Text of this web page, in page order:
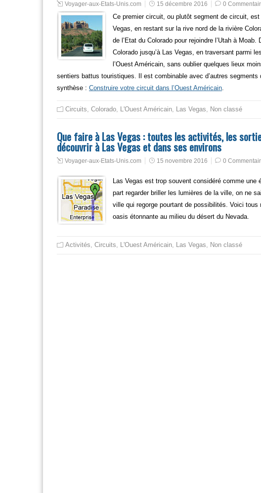
Voyager-aux-Etats-Unis.com 15 décembre 2016 0
Ce premier circuit, ou plutôt segment de circuit,
Vegas, en restant sur la rive nord de la rivière
de l’Etat du Colorado pour rejoindre l’Utah à
Colorado jusqu’à Las Vegas, en traversant parmi
l’Ouest Américain, sans oublier quelques lieux
sentiers battus touristiques. Il est combinable avec d’autres
synthèse : Construire votre circuit dans l’Ouest Américain.
Circuits, Colorado, L'Ouest Américain, Las Vegas, Non classé
Que faire à Las Vegas : toutes les activités, les
découvrir à Las Vegas et dans ses environs
Voyager-aux-Etats-Unis.com 15 novembre 2016 0
Las Vegas est trop souvent considéré comme une
part regarder briller les lumières de la ville, on ne
ville qui regorge pourtant de possibilités. Voici
oasis étonnante au milieu du désert du Nevada.
Activités, Circuits, L'Ouest Américain, Las Vegas, Non classé